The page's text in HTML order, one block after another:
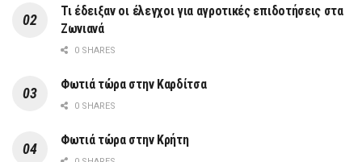
Τι έδειξαν οι έλεγχοι για αγροτικές επιδοτήσεις στα
Ζωνιανά
0 SHARES
Φωτιά τώρα στην Καρδίτσα
0 SHARES
Φωτιά τώρα στην Κρήτη